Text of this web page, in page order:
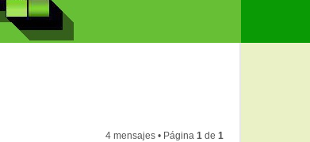
4 mensajes • Página 1 de 1